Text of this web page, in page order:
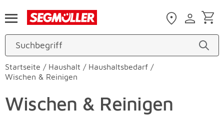
Startseite / Haushalt / Haushaltsbedarf /
Wischen & Reinigen
Wischen & Reinigen